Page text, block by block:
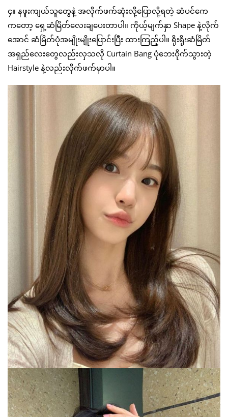
၄။ နဖူးကျယ်သူတွေနဲ့ အလိုက်ဖက်ဆုံးလို့ပြောလို့ရတဲ့ ဆံပင်ကေ
ကတော့ ရှေ့ဆံမြိတ်လေးချပေးတာပါ။ ကိုယ့်မျက်နှာ Shape နဲ့လိုက်
အောင် ဆံမြိတ်ပုံအမျိုးမျိုးပြောင်းပြီး ထားကြည့်ပါ။ ရိုးရိုးဆံမြိတ်
အရှည်လေးတွေလည်းလှသလို Curtain Bang ပုံဘေးဝိုက်သွားတဲ့
Hairstyle နဲ့လည်းလိုက်ဖက်မှာပါ။